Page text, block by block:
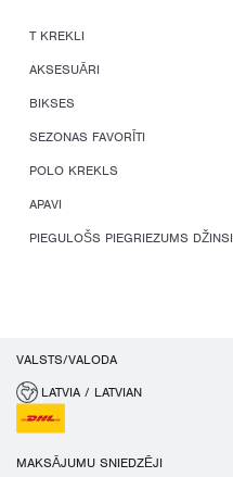
T KREKLI
AKSESUĀRI
BIKSES
SEZONAS FAVORĪTI
POLO KREKLS
APAVI
PIEGULOŠS PIEGRIEZUMS DŽINSI
VALSTS/VALODA
LATVIA / LATVIAN
MAKSĀJUMU SNIEDZĒJI